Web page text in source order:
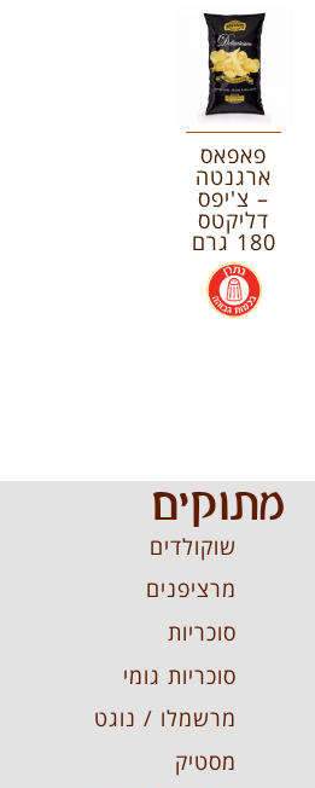
פאפאס
ארגנטה
– צ'יפס
דליקטס
180 גרם
.
מתוקים
שוקולדים
מרציפנים
סוכריות
סוכריות גומי
מרשמלו / נוגט
מסטיק